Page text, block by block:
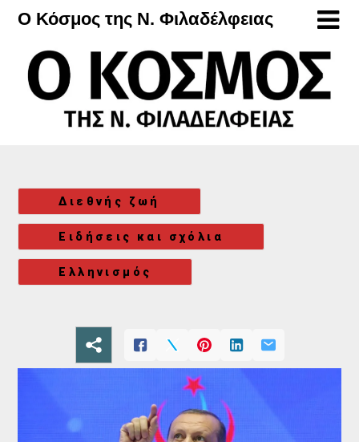
Μετάβαση
περιεχόμενο
Ο Κόσμος της Ν. Φιλαδέλφειας
Διεθνής ζωή
Ειδήσεις και σχόλια
Ελληνισμός